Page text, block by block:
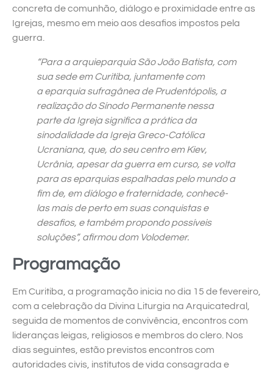
concreta de comunhão, diálogo e proximidade entre as
Igrejas, mesmo em meio aos desafios impostos pela
guerra.
“Para a arquieparquia São João Batista, com
sua sede em Curitiba, juntamente com
a eparquia sufragânea de Prudentópolis, a
realização do Sínodo Permanente nessa
parte da Igreja significa a prática da
sinodalidade da Igreja Greco-Católica
Ucraniana, que, do seu centro em Kiev,
Ucrânia, apesar da guerra em curso, se volta
para as eparquias espalhadas pelo mundo a
fim de, em diálogo e fraternidade, conhecê-
las mais de perto em suas conquistas e
desafios, e também propondo possíveis
soluções”, afirmou dom Volodemer.
Programação
Em Curitiba, a programação inicia no dia 15 de fevereiro,
com a celebração da Divina Liturgia na Arquicatedral,
seguida de momentos de convivência, encontros com
lideranças leigas, religiosos e membros do clero. Nos
dias seguintes, estão previstos encontros com
autoridades civis, institutos de vida consagrada e